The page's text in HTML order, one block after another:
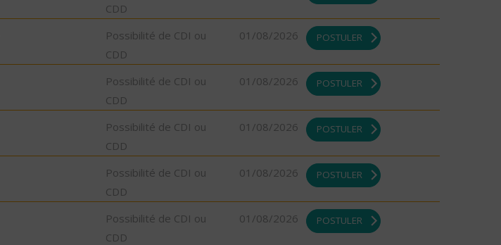
CDD
Possibilité de CDI ou
CDD
01/08/2026 POSTULER
Possibilité de CDI ou
CDD
01/08/2026 POSTULER
Possibilité de CDI ou
CDD
01/08/2026 POSTULER
Possibilité de CDI ou
CDD
01/08/2026 POSTULER
Possibilité de CDI ou
CDD
01/08/2026 POSTULER